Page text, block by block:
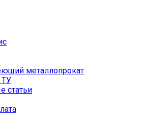
металлопрокат
статьи